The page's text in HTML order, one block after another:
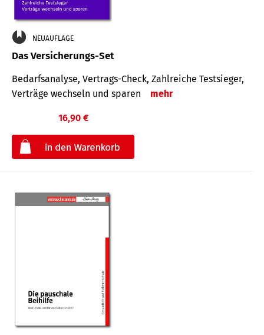
NEUAUFLAGE
Das Versicherungs-Set
Bedarfsanalyse, Vertrags-Check, Zahlreiche Testsieger,
Verträge wechseln und sparen
mehr
16,90 €